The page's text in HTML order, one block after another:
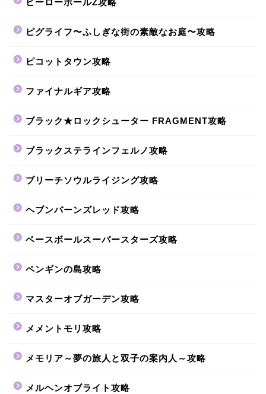
ヒーローボールZ攻略
ピグライフ〜ふしぎな街の素敵なお庭〜攻略
ピコットタウン攻略
ファイナルギア攻略
ブラック★ロックシューター FRAGMENT攻略
ブラックステラインフェルノ攻略
ブリーチソウルライジング攻略
ヘブンバーンズレッド攻略
ベースボールスーパースターズ攻略
ペンギンの島攻略
マスターオブガーデン攻略
メメントモリ攻略
メモリア～夢の旅人と双子の案内人～攻略
メルヘンオブライト攻略